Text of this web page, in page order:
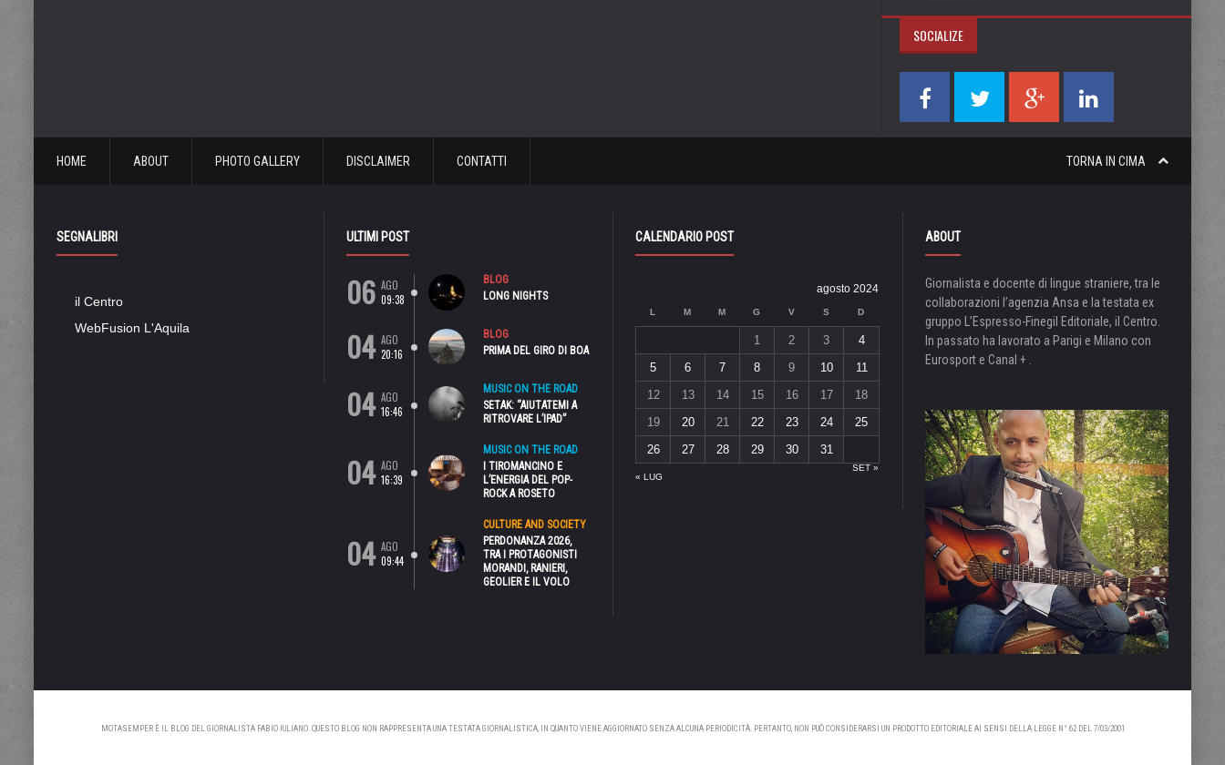
SOCIALIZE
TORNA IN CIMA
HOME ABOUT PHOTO GALLERY DISCLAIMER CONTATTI
SEGNALIBRI
il Centro
WebFusion L'Aquila
ULTIMI POST
06 AGO
09:38
BLOG
LONG NIGHTS
04 AGO
20:16
BLOG
PRIMA DEL GIRO DI BOA
04 AGO
16:46
MUSIC ON THE ROAD
SETAK: “AIUTATEMI A
RITROVARE L’IPAD”
04 AGO
16:39
MUSIC ON THE ROAD
I TIROMANCINO E
L’ENERGIA DEL POP-
ROCK A ROSETO
04 AGO
09:44
CULTURE AND SOCIETY
PERDONANZA 2026,
TRA I PROTAGONISTI
MORANDI, RANIERI,
GEOLIER E IL VOLO
CALENDARIO POST
agosto 2024
L M M G V S D
« LUG
SET »
1 2 3
4
5
6 7 8 9 10
11
12
13 14 15 16 17
18
19
20 21 22 23 24
25
26
27 28 29 30 31
ABOUT
Giornalista e docente di lingue straniere, tra le
collaborazioni l’agenzia Ansa e la testata ex
gruppo L’Espresso-Finegil Editoriale, il Centro.
In passato ha lavorato a Parigi e Milano con
Eurosport e Canal + .
MOTASEMPER È IL BLOG DEL GIORNALISTA FABIO IULIANO. QUESTO BLOG NON RAPPRESENTA UNA TESTATA GIORNALISTICA, IN QUANTO VIENE AGGIORNATO SENZA ALCUNA PERIODICITÀ. PERTANTO, NON PUÒ CONSIDERARSI UN PRODOTTO EDITORIALE AI SENSI DELLA LEGGE N° 62 DEL 7/03/2001